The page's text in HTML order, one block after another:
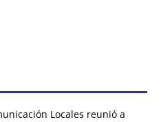
Locales reunió a